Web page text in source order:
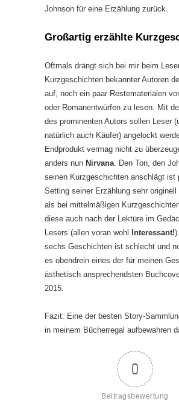
Johnson für eine Erzählung zurück.
Großartig erzählte
Oftmals drängt sich bei mir beim
Kurzgeschichten bekannter Autoren
auf, noch ein paar Restematerialen
oder Romanentwürfen zu lesen. Mit
des prominenten Autors sollen Leser
natürlich auch Käufer) angelockt
Endprodukt vermag nicht zu
anders nun Nirvana . Den Ton, den
seinen Kurzgeschichten anschlägt ist
Setting seiner Erzählung sehr originell
als bei mittelmäßigen
diese auch nach der Lektüre im
Lesers (allen voran wohl
Interessant!
sechs Geschichten ist schlecht und
es obendrein eines der für meinen
ästhetisch ansprechendsten
2015.
Fazit: Eine der besten Story-
in meinem Bücherregal aufbewahren
0
Beitragsbewertung